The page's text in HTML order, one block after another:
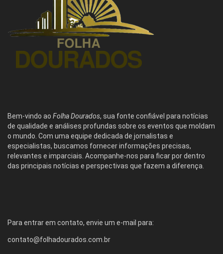
Bem-vindo ao Folha Dourados, sua fonte confiável para notícias
de qualidade e análises profundas sobre os eventos que moldam
o mundo. Com uma equipe dedicada de jornalistas e
especialistas, buscamos fornecer informações precisas,
relevantes e imparciais. Acompanhe-nos para ficar por dentro
das principais notícias e perspectivas que fazem a diferença.
Para entrar em contato, envie um e-mail para:
contato@folhadourados.com.br